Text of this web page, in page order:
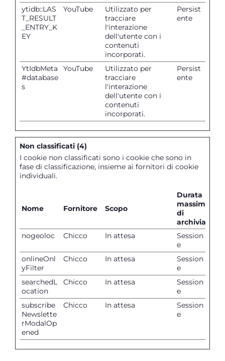
ytidb::LAS
T_RESULT
_ENTRY_K
EY
YouTube
Utilizzato per
tracciare
l'interazione
dell'utente con i
contenuti
incorporati.
Persist
ente
YtIdbMeta
#database
s
YouTube
Utilizzato per
tracciare
l'interazione
dell'utente con i
contenuti
incorporati.
Persist
ente
Non classificati (4)
I cookie non classificati sono i cookie che sono in
fase di classificazione, insieme ai fornitori di cookie
individuali.
Nome Fornitore Scopo
Durata
massima
di
nogeoloc
Chicco In attesa
Session
e
onlineOnl
yFilter
Chicco In attesa
Session
e
searchedL
ocation
Chicco In attesa
Session
e
subscribe
Newslette
rModalOp
ened
Chicco In attesa
Session
e